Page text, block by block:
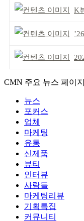
K
CMN 주요 뉴스 페이지
뉴스
포커스
업체
마케팅
유통
신제품
뷰티
인터뷰
사람들
마케팅리뷰
기획특집
커뮤니티